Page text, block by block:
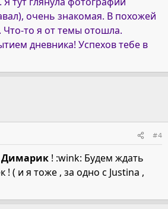
очень знакомая. В похожей
то я от темы отошла.
дневника! Успехов тебе в
#4
Димарик ! :wink: Будем ждать
! ( и я тоже , за одно с Justina ,